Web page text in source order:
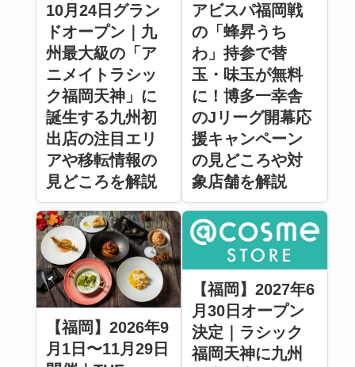
10月24日グラン
ドオープン｜九
州最大級の「ア
ニメイトラシッ
ク福岡天神」に
誕生する九州初
出店の注目エリ
アや移転情報の
見どころを解説
アビスパ福岡戦
の「蜂昇うち
わ」持参で替
玉・味玉が無料
に！博多一幸舎
のJリーグ開幕応
援キャンペーン
の見どころや対
象店舗を解説
【福岡】2026年9
月1日〜11月29日
【福岡】2027年6
月30日オープン
決定｜ラシック
福岡天神に九州